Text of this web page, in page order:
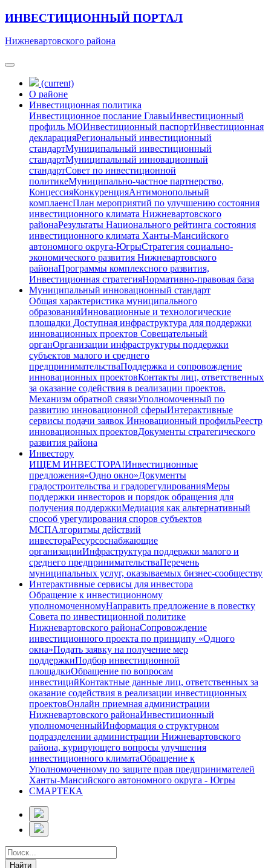
ИНВЕСТИЦИОННЫЙ ПОРТАЛ
Нижневартовского района
(current)
О районе
Инвестиционная политика
Инвестиционное послание ГлавыИнвестиционный
профиль МОИнвестиционный паспортИнвестиционная
декларацияРегиональный инвестиционный
стандартМуниципальный инвестиционный
стандартМуниципальный инновационный
стандартСовет по инвестиционной
политикеМуниципально-частное партнерство,
КонцессияКонкуренцияАнтимонопольный
комплаенсПлан мероприятий по улучшению состояния
инвестиционного климата Нижневартовского
районаРезультаты Национального рейтинга состояния
инвестиционного климата Ханты-Мансийского
автономного округа-ЮгрыСтратегия социально-
экономического развития Нижневартовского
районаПрограммы комплексного развития,
Инвестиционная стратегияНормативно-правовая база
Муниципальный инновационный стандарт
Общая характеристика муниципального
образованияИнновационные и технологические
площадки Доступная инфраструктура для поддержки
инновационных проектов Совещательный
органОрганизации инфраструктуры поддержки
субъектов малого и среднего
предпринимательстваПоддержка и сопровождение
инновационных проектовКонтакты лиц, ответственных
за оказание содействия в реализации проектов.
Механизм обратной связиУполномоченный по
развитию инновационной сферыИнтерактивные
сервисы подачи заявок Инновационный профильРеестр
инновационных проектовДокументы стратегического
развития района
Инвестору
ИЩЕМ ИНВЕСТОРА!Инвестиционные
предложения«Одно окно»Документы
градостроительства и градорегулированияМеры
поддержки инвесторов и порядок обращения для
получения поддержкиМедиация как альтернативный
способ урегулирования споров субъектов
МСПАлгоритмы действий
инвестораРесурсоснабжающие
организацииИнфраструктура поддержки малого и
среднего предпринимательстваПеречень
муниципальных услуг, оказываемых бизнес-сообществу
Интерактивные сервисы для инвестора
Обращение к инвестиционному
уполномоченномуНаправить предложение в повестку
Совета по инвестиционной политике
Нижневартовского районаСопровождение
инвестиционного проекта по принципу «Одного
окна»Подать заявку на получение мер
поддержкиПодбор инвестиционной
площадкиОбращение по вопросам
инвестицийКонтактные данные лиц, ответственных за
оказание содействия в реализации инвестиционных
проектовОнлайн приемная администрации
Нижневартовского районаИнвестиционный
уполномоченныйИнформация о структурном
подразделении администрации Нижневартовского
района, курирующего вопросы улучшения
инвестиционного климатаОбращение к
Уполномоченному по защите прав предпринимателей
Ханты-Мансийского автономного округа - Югры
СМАРТЕКА